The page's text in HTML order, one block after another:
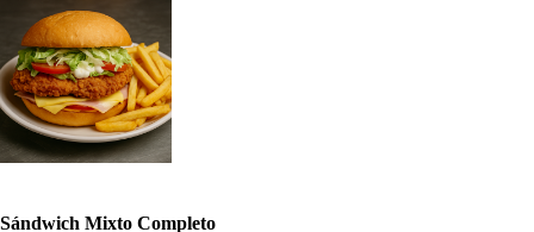
Sándwich Mixto Completo